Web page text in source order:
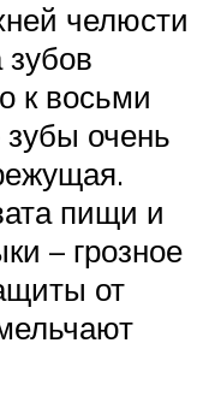
челюсти
к восьми
очень
пищи и
– грозное
от